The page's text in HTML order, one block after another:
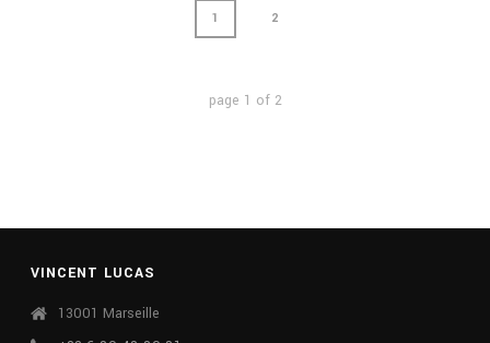
1 2
page 1 of 2
VINCENT LUCAS
13001 Marseille